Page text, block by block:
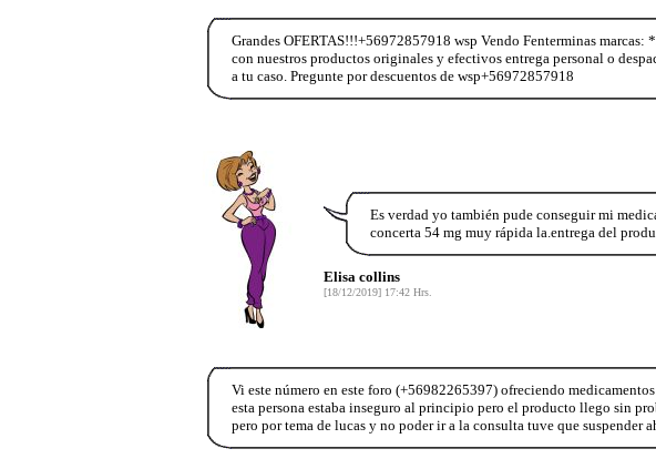
Grandes OFERTAS!!!+56972857918 wsp Vendo Fenterminas
con nuestros productos originales y efectivos entrega personal o
a tu caso. Pregunte por descuentos de wsp+56972857918
Es verdad yo también pude conseguir mi
concerta 54 mg muy rápida la.entrega del
Elisa collins
[18/12/2019] 17:42 Hrs.
Vi este número en este foro (+56982265397) ofreciendo
esta persona estaba inseguro al principio pero el producto llego sin
pero por tema de lucas y no poder ir a la consulta tuve que suspender